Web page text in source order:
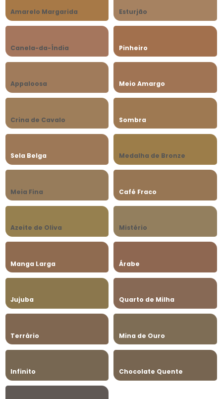
Amarelo Margarida Esturjão
Canela-da-Índia Pinheiro
Appaloosa Meio Amargo
Crina de Cavalo Sombra
Sela Belga Medalha de Bronze
Meia Fina Café Fraco
Azeite de Oliva Mistério
Manga Larga Árabe
Jujuba Quarto de Milha
Terrário Mina de Ouro
Infinito Chocolate Quente